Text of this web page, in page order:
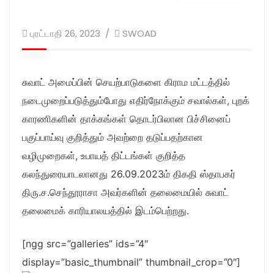
புரட்டாதி 26, 2023 SWOAD
சுவாட் அமைப்பின் செயற்பாடுகளை கிராம மட்டத்தில்
நடைமுறைப்படுத்தும்போது எதிர்நோக்கும் சவால்கள், புறக்
காரணிகளின் தாக்கங்கள் தொடர்பிலான பிச்சினைப்
பகுப்பாய்வு குறித்தும் அவற்றை தடுப்பதற்கான
வழிமுறைகள், உபாயத் திட்டங்கள் குறித்த
கலந்துரையாடலானது 26.09.2023ம் திகதி ஸ்தாபகர்
திரு.ச.செந்தூராசா அவர்களின் தலைமையில் சுவாட்
தலைமைக் காரியாலயத்தில் இடம்பெற்றது.
[ngg src=”galleries” ids=”4″
display=”basic_thumbnail” thumbnail_crop=”0″]